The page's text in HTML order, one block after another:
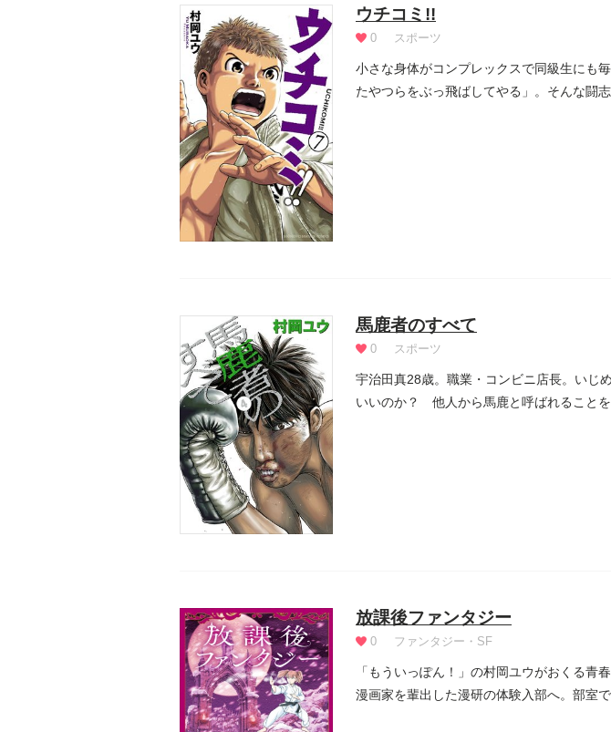
ウチコミ!!
0 スポーツ
小さな身体がコンプレックスで同級生にも
たやつらをぶっ飛ばしてやる」。そんな闘
馬鹿者のすべて
0 スポーツ
宇治田真28歳。職業・コンビニ店長。いじ
いいのか？ 他人から馬鹿と呼ばれること
放課後ファンタジー
0 ファンタジー・SF
「もういっぽん！」の村岡ユウがおくる
漫画家を輩出した漫研の体験入部へ。部室